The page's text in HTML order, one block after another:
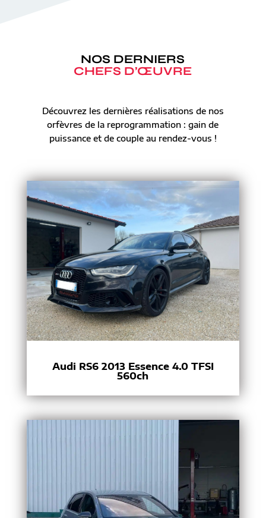
NOS DERNIERS
CHEFS D’ŒUVRE
Découvrez les dernières réalisations de nos
orfèvres de la reprogrammation : gain de
puissance et de couple au rendez-vous !
Audi RS6 2013 Essence 4.0 TFSI
560ch